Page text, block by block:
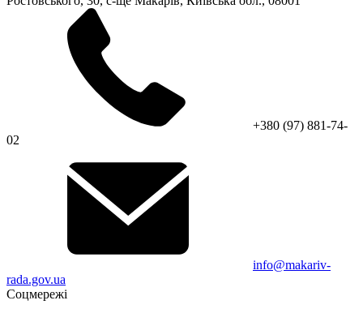
+380 (97) 881-74-
02
info@makariv-
rada.gov.ua
Соцмережі